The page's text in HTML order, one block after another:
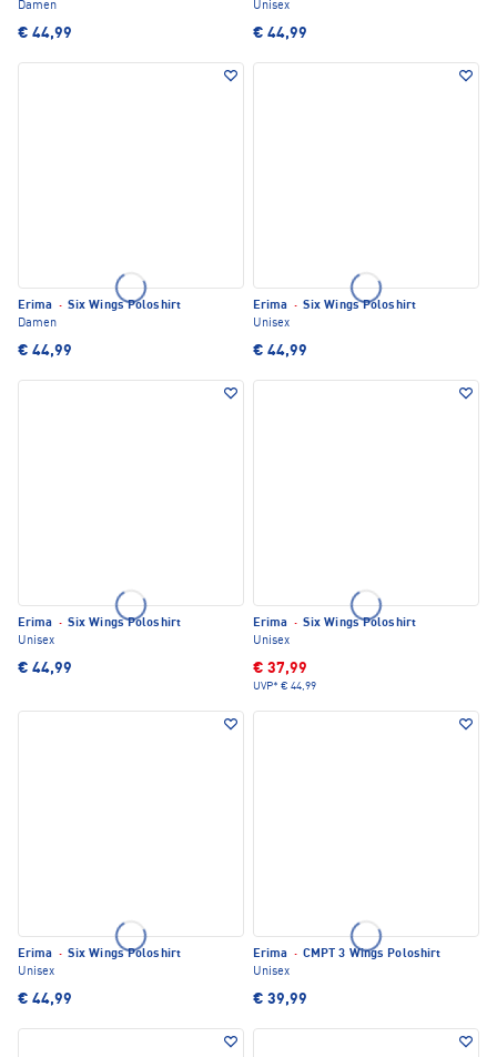
Damen
€ 44,99
Unisex
€ 44,99
Erima · Six Wings Poloshirt
Damen
€ 44,99
Erima · Six Wings Poloshirt
Unisex
€ 44,99
Erima · Six Wings Poloshirt
Unisex
€ 44,99
Erima · Six Wings Poloshirt
Unisex
€ 37,99
UVP* € 44,99
Erima · Six Wings Poloshirt
Unisex
€ 44,99
Erima · CMPT 3 Wings Poloshirt
Unisex
€ 39,99